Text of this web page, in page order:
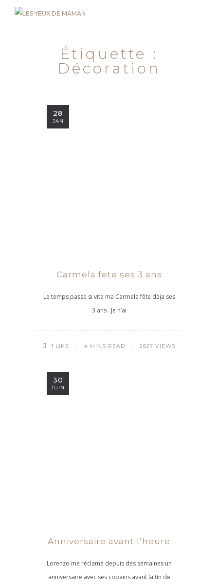
Étiquette :
Décoration
28
JAN
Carmela fete ses 3 ans
Le temps passe si vite ma Carmela fête dèja ses
3 ans . Je n’ai
1 LIKE 4 MINS READ 2627 VIEWS
30
JUIN
Anniversaire avant l’heure
Lorenzo me réclame depuis des semaines un
anniversaire avec ses copains avant la fin de